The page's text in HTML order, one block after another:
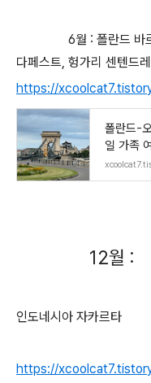
6월 : 폴란드 바르샤
다페스트, 헝가리 센텐드
https://
폴란드-
일 가족
12월 :
인도네시아 자카르타
https://